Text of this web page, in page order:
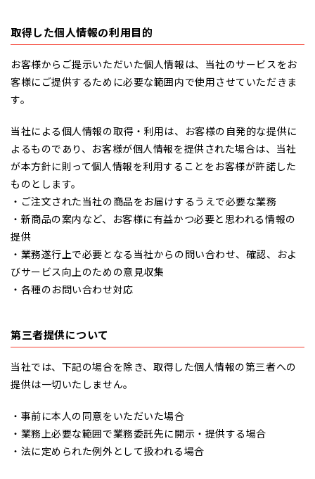
取得した個人情報の利用目的
お客様からご提示いただいた個人情報は、当社のサービスをお
客様にご提供するために必要な範囲内で使用させていただきま
す。
当社による個人情報の取得・利用は、お客様の自発的な提供に
よるものであり、お客様が個人情報を提供された場合は、当社
が本方針に則って個人情報を利用することをお客様が許諾した
ものとします。
・ご注文された当社の商品をお届けするうえで必要な業務
・新商品の案内など、お客様に有益かつ必要と思われる情報の
提供
・業務遂行上で必要となる当社からの問い合わせ、確認、およ
びサービス向上のための意見収集
・各種のお問い合わせ対応
第三者提供について
当社では、下記の場合を除き、取得した個人情報の第三者への
提供は一切いたしません。
・事前に本人の同意をいただいた場合
・業務上必要な範囲で業務委託先に開示・提供する場合
・法に定められた例外として扱われる場合